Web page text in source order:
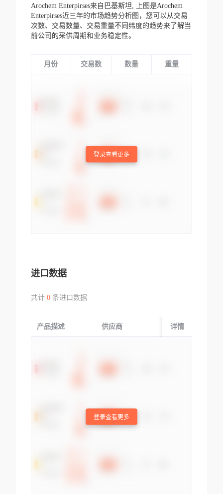
Arochem Enterpirses来自巴基斯坦,
上图是Arochem
Enterpirses近三年的市场趋势分析图，您可以从交易
次数、交易数量、交易重量不同纬度的趋势来了解当
前公司的采供周期和业务稳定性。
月份 交易数 数量 重量
登录查看更多
进口数据
共计 0条进口数据
产品描述 供应商 起运国/地区
详情
登录查看更多